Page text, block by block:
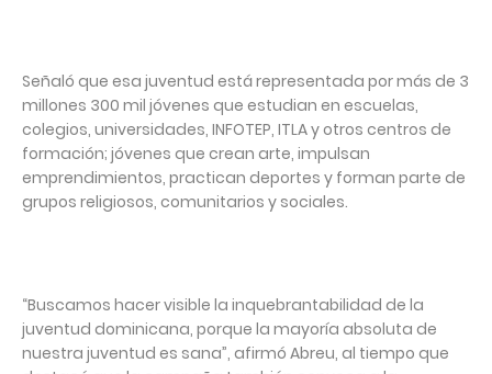
Señaló que esa juventud está representada por más de 3
millones 300 mil jóvenes que estudian en escuelas,
colegios, universidades, INFOTEP, ITLA y otros centros de
formación; jóvenes que crean arte, impulsan
emprendimientos, practican deportes y forman parte de
grupos religiosos, comunitarios y sociales.
“Buscamos hacer visible la inquebrantabilidad de la
juventud dominicana, porque la mayoría absoluta de
nuestra juventud es sana”, afirmó Abreu, al tiempo que